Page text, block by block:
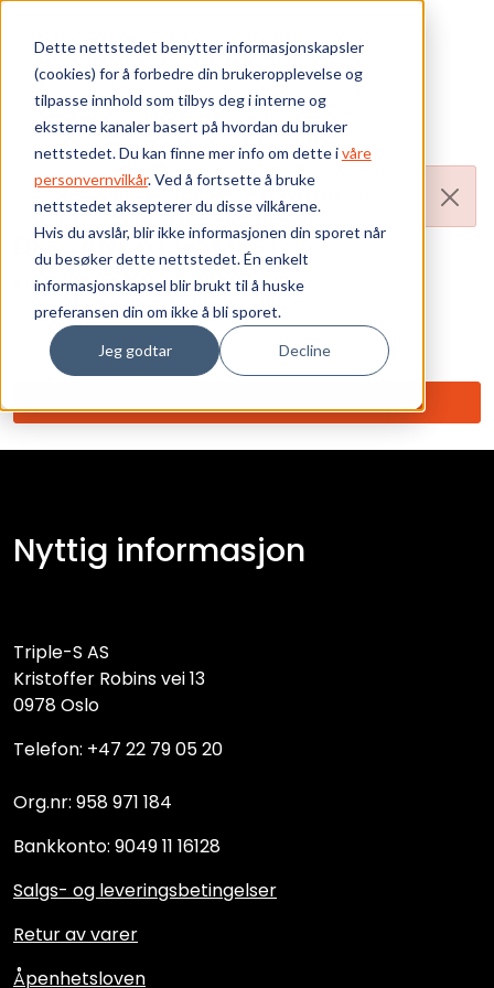
Dette nettstedet benytter informasjonskapsler
(cookies) for å forbedre din brukeropplevelse og
tilpasse innhold som tilbys deg i interne og
eksterne kanaler basert på hvordan du bruker
nettstedet. Du kan finne mer info om dette ivåre
personvernvilkår. Ved å fortsette å bruke
nettstedet aksepterer du disse vilkårene.
Hvis du avslår, blir ikke informasjonen din sporet når
du besøker dette nettstedet. Én enkelt
informasjonskapsel blir brukt til å huske
preferansen din om ikke å bli sporet.
Jeg godtar Decline
Skip to main content
Produktet er ikke aktivt!
DL-CAN/2x13-SM-ST
Produktnummer:010007481-L
Ant. i pakke: 1
Nyttig informasjon
Triple-S AS
Kristoffer Robins vei 13
0978 Oslo
Telefon: +47 22 79 05 20
Org.nr: 958 971 184
Bankkonto: 9049 11 16128
Salgs- og leveringsbetingelser
Retur av varer
Åpenhetsloven
Bærekraft
Vi tilbyr
Ressurser
Om oss